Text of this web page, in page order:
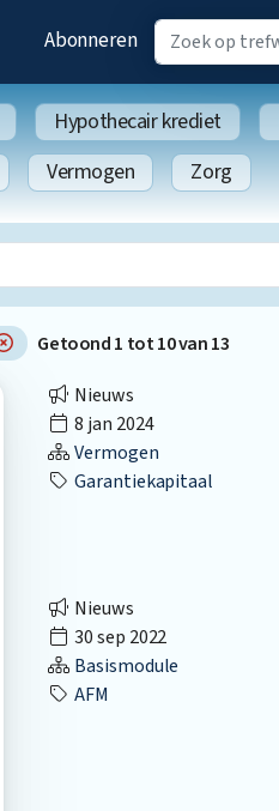
Abonneren
Hypothecair krediet
Vermogen Zorg
Getoond1 tot10van13
Nieuws
8 jan 2024
Vermogen
Garantiekapitaal
Nieuws
30 sep 2022
Basismodule
AFM